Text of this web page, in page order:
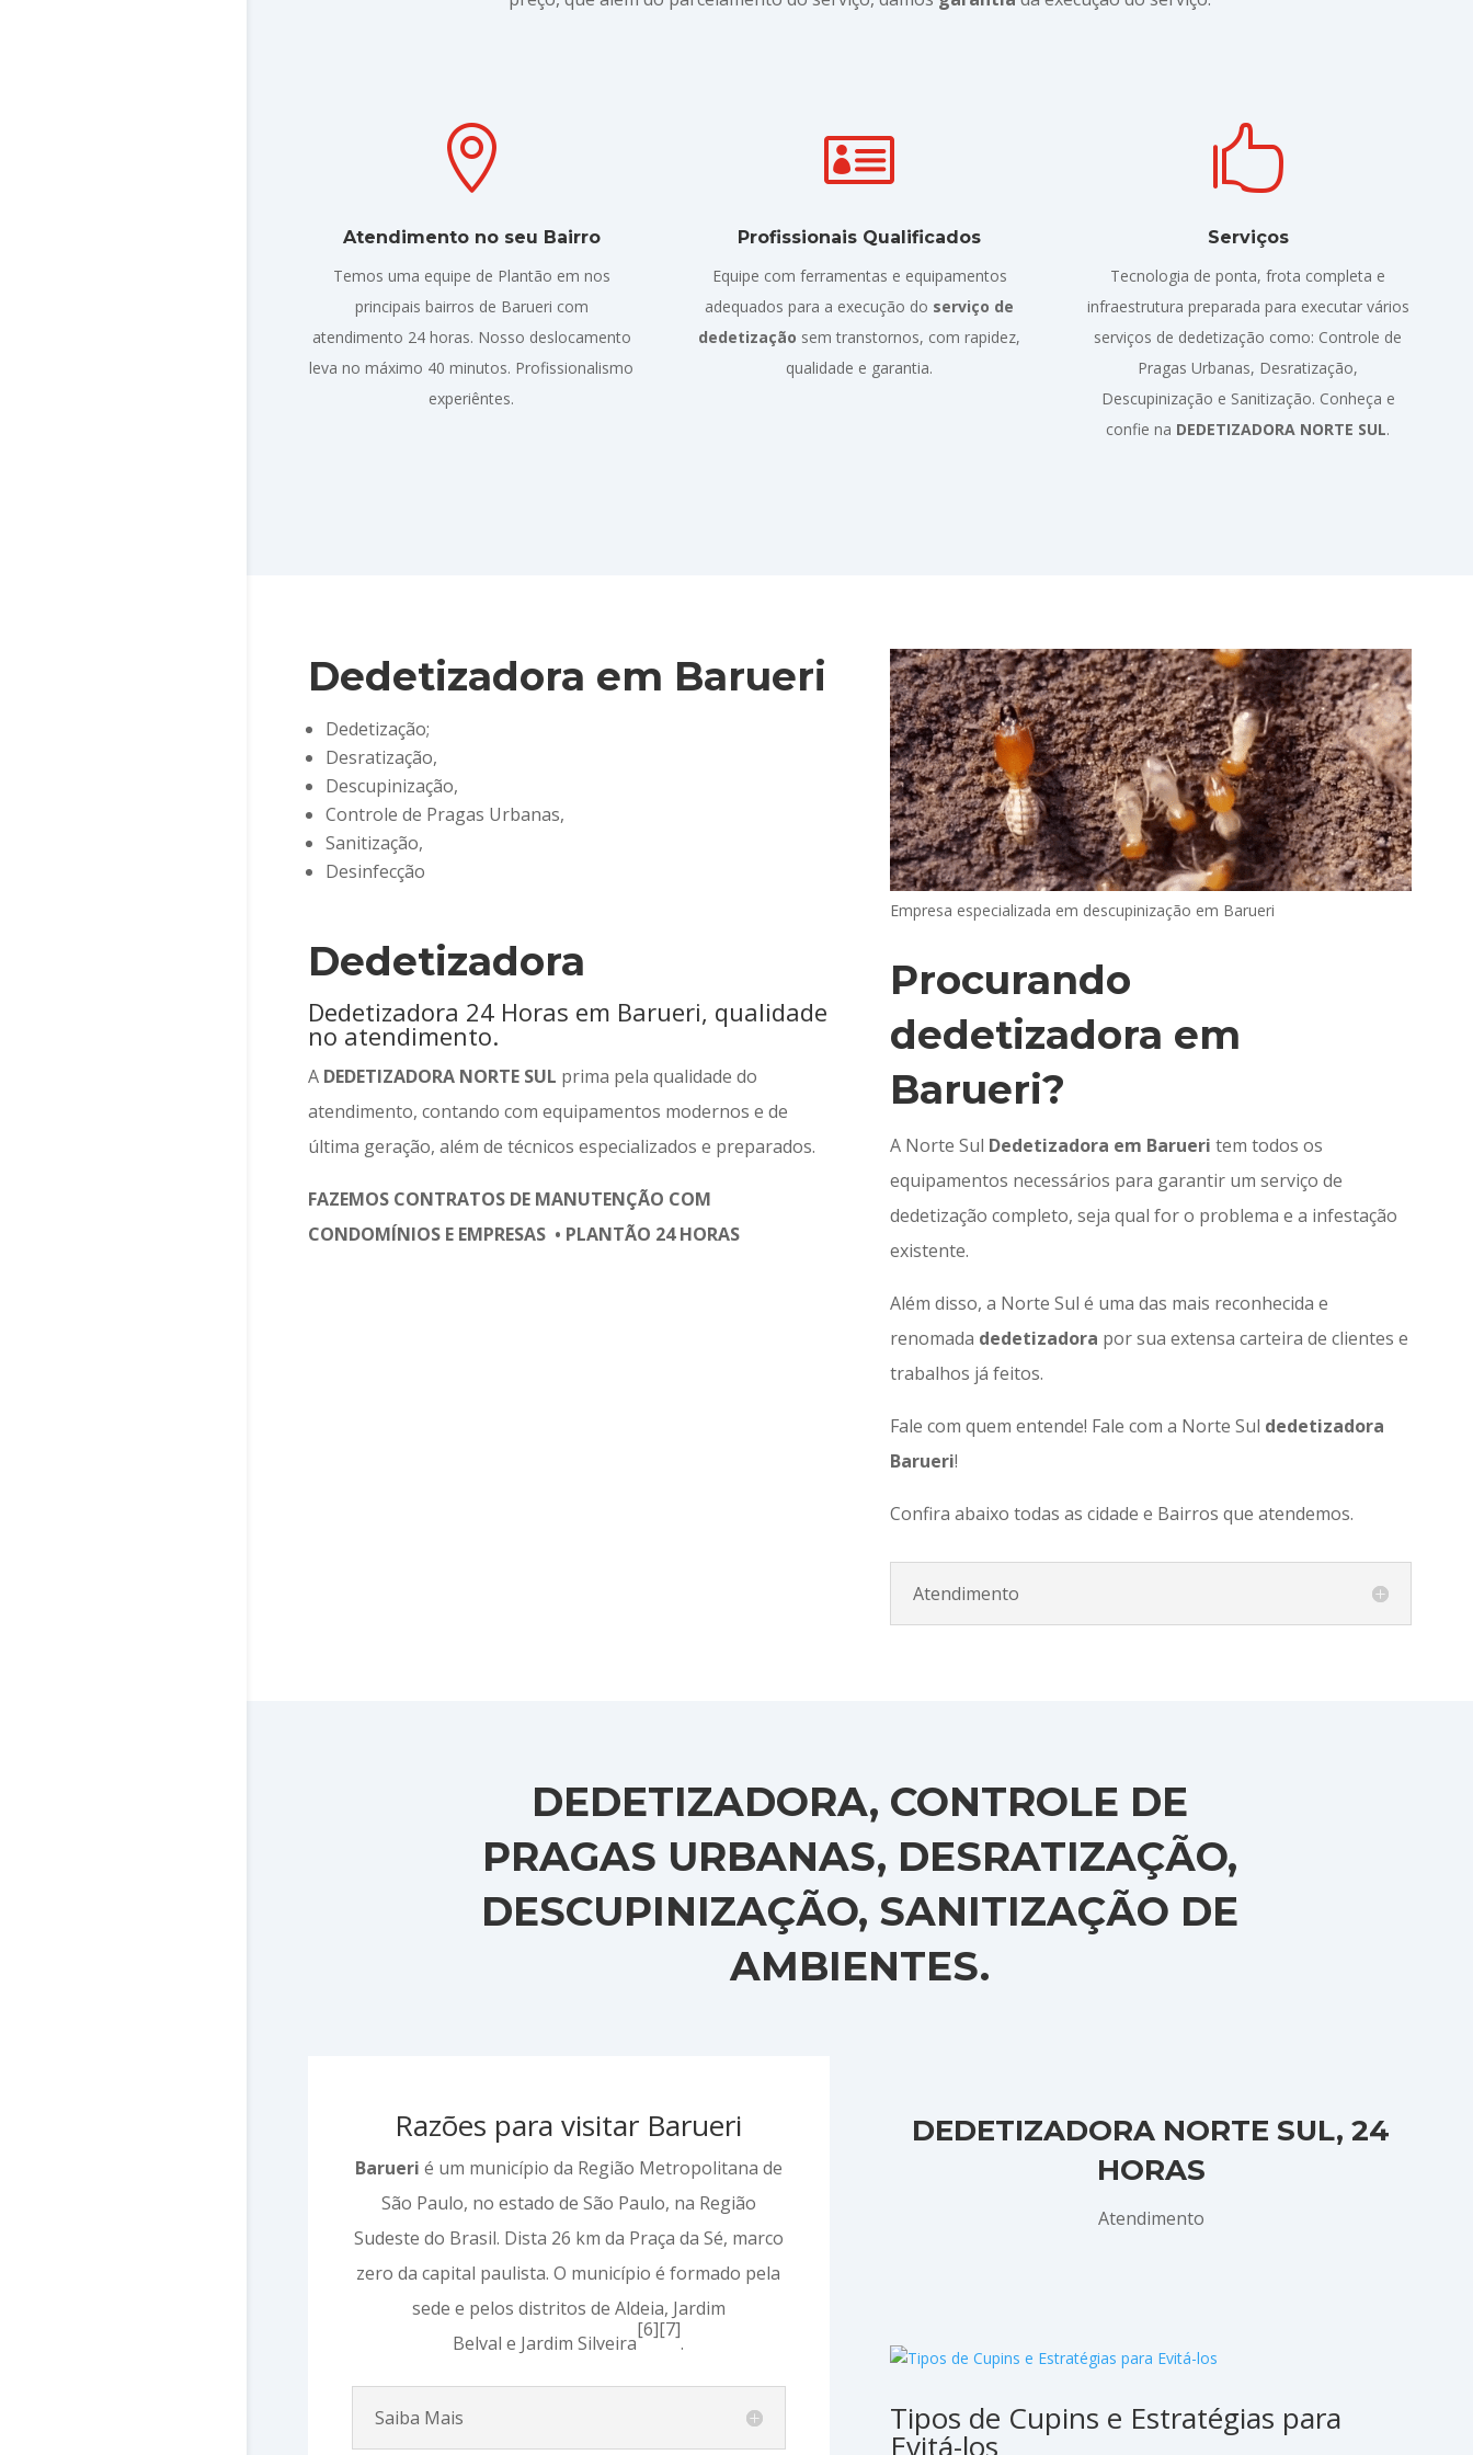

Atendimento no seu Bairro
Temos uma equipe de Plantão em nos
principais bairros de Barueri com
atendimento 24 horas. Nosso deslocamento
leva no máximo 40 minutos. Profissionalismo
experiêntes.

Profissionais Qualificados
Equipe com ferramentas e equipamentos
adequados para a execução do serviço de
dedetização sem transtornos, com rapidez,
qualidade e garantia.

Serviços
Tecnologia de ponta, frota completa e
infraestrutura preparada para executar vários
serviços de dedetização como: Controle de
Pragas Urbanas, Desratização,
Descupinização e Sanitização. Conheça e
confie na DEDETIZADORA NORTE SUL.
Dedetizadora em Barueri
Dedetização;
Desratização,
Descupinização,
Controle de Pragas Urbanas,
Sanitização,
Desinfecção
Dedetizadora
Dedetizadora 24 Horas em Barueri, qualidade
no atendimento.
A DEDETIZADORA NORTE SUL prima pela qualidade do
atendimento, contando com equipamentos modernos e de
última geração, além de técnicos especializados e preparados.
FAZEMOS CONTRATOS DE MANUTENÇÃO COM
CONDOMÍNIOS E EMPRESAS • PLANTÃO 24 HORAS
Empresa especializada em descupinização em Barueri
Procurando
dedetizadora em
Barueri?
A Norte Sul Dedetizadora em Barueri tem todos os
equipamentos necessários para garantir um serviço de
dedetização completo, seja qual for o problema e a infestação
existente.
Além disso, a Norte Sul é uma das mais reconhecida e
renomada dedetizadora por sua extensa carteira de clientes e
trabalhos já feitos.
Fale com quem entende! Fale com a Norte Sul dedetizadora
Barueri!
Confira abaixo todas as cidade e Bairros que atendemos.
Atendimento
DEDETIZADORA, CONTROLE DE
PRAGAS URBANAS, DESRATIZAÇÃO,
DESCUPINIZAÇÃO, SANITIZAÇÃO DE
AMBIENTES.
Razões para visitar Barueri
Barueri é um município da Região Metropolitana de
São Paulo, no estado de São Paulo, na Região
Sudeste do Brasil. Dista 26 km da Praça da Sé, marco
zero da capital paulista. O município é formado pela
sede e pelos distritos de Aldeia, Jardim
Belval e Jardim Silveira
[6][7]
.
Saiba Mais
DEDETIZADORA NORTE SUL, 24
HORAS
Atendimento
Tipos de Cupins e Estratégias para
Evitá-los